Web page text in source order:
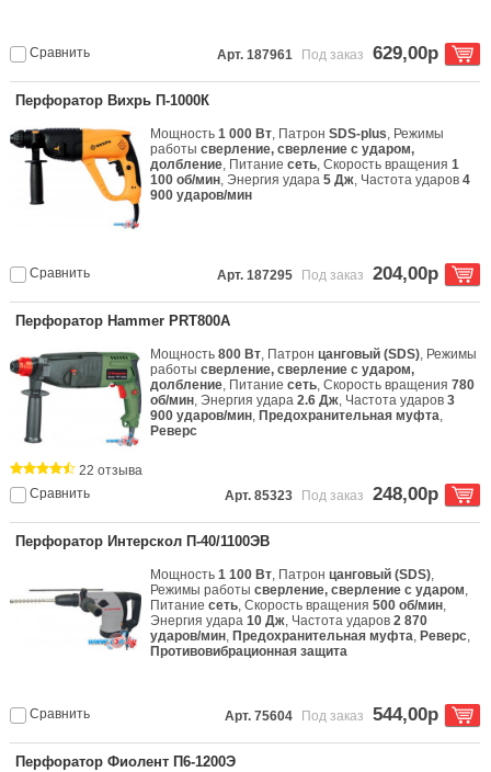
Сравнить Арт. 187961 Под заказ 629,00р
Перфоратор Вихрь П-1000К
Мощность1 000 Вт, ПатронSDS-plus, Режимы
работысверление, сверление с ударом,
долбление, Питаниесеть, Скорость вращения1
100 об/мин, Энергия удара5 Дж, Частота ударов4
900 ударов/мин
Сравнить Арт. 187295 Под заказ 204,00р
Перфоратор Hammer PRT800A
Мощность800 Вт, Патронцанговый (SDS), Режимы
работысверление, сверление с ударом,
долбление, Питаниесеть, Скорость вращения780
об/мин, Энергия удара2.6 Дж, Частота ударов3
900 ударов/мин, Предохранительная муфта,
Реверс
Сравнить
22 отзыва
Арт. 85323
Под заказ 248,00р
Перфоратор Интерскол П-40/1100ЭВ
Мощность1 100 Вт, Патронцанговый (SDS),
Режимы работысверление, сверление с ударом,
Питаниесеть, Скорость вращения500 об/мин,
Энергия удара10 Дж, Частота ударов2 870
ударов/мин, Предохранительная муфта, Реверс,
Противовибрационная защита
Сравнить Арт. 75604 Под заказ 544,00р
Перфоратор Фиолент П6-1200Э